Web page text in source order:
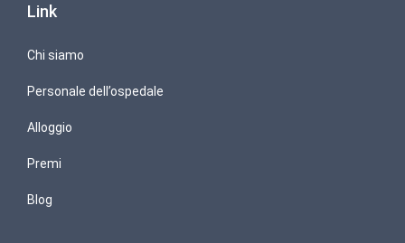
Link
Chi siamo
Personale dell’ospedale
Alloggio
Premi
Blog